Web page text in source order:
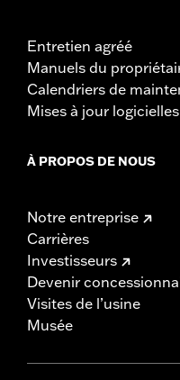
Entretien agréé
Manuels du
Calendriers de
Mises à jour logicielles
À PROPOS DE NOUS
Notre entreprise
Carrières
Investisseurs
Devenir
Visites de l’usine
Musée